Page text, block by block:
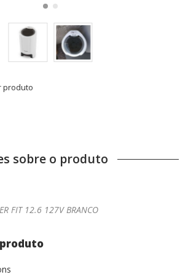
produto
sobre o produto
FIT 12.6 127V BRANCO